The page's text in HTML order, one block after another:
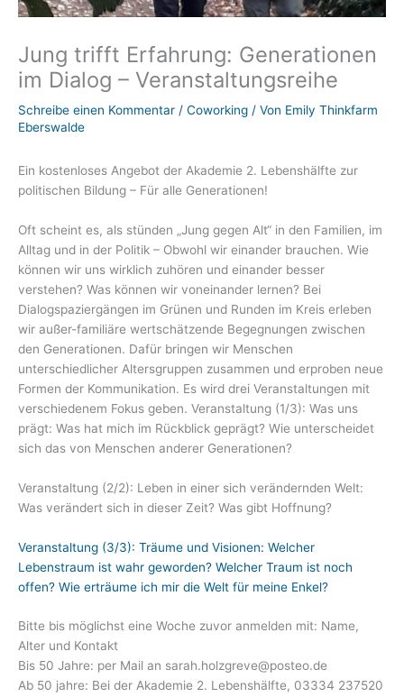
Jung trifft Erfahrung: Generationen
im Dialog – Veranstaltungsreihe
Schreibe einen Kommentar / Coworking / Von Emily Thinkfarm
Eberswalde
Ein kostenloses Angebot der Akademie 2. Lebenshälfte zur
politischen Bildung – Für alle Generationen!
Oft scheint es, als stünden „Jung gegen Alt“ in den Familien, im
Alltag und in der Politik – Obwohl wir einander brauchen. Wie
können wir uns wirklich zuhören und einander besser
verstehen? Was können wir voneinander lernen? Bei
Dialogspaziergängen im Grünen und Runden im Kreis erleben
wir außer-familiäre wertschätzende Begegnungen zwischen
den Generationen. Dafür bringen wir Menschen
unterschiedlicher Altersgruppen zusammen und erproben neue
Formen der Kommunikation. Es wird drei Veranstaltungen mit
verschiedenem Fokus geben. Veranstaltung (1/3): Was uns
prägt: Was hat mich im Rückblick geprägt? Wie unterscheidet
sich das von Menschen anderer Generationen?
Veranstaltung (2/2): Leben in einer sich verändernden Welt:
Was verändert sich in dieser Zeit? Was gibt Hoffnung?
Veranstaltung (3/3): Träume und Visionen: Welcher
Lebenstraum ist wahr geworden? Welcher Traum ist noch
offen? Wie erträume ich mir die Welt für meine Enkel?
Bitte bis möglichst eine Woche zuvor anmelden mit: Name,
Alter und Kontakt
Bis 50 Jahre: per Mail an sarah.holzgreve@posteo.de
Ab 50 jahre: Bei der Akademie 2. Lebenshälfte, 03334 237520